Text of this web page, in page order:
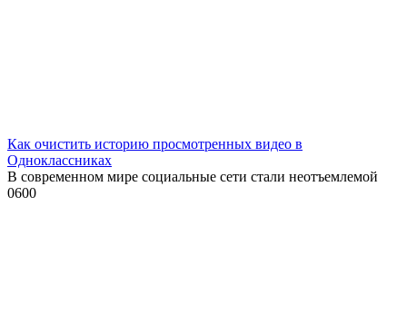
Как очистить историю просмотренных видео в
Одноклассниках
В современном мире социальные сети стали неотъемлемой
0600